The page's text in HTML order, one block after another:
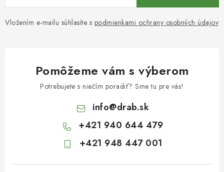
Vložením e-mailu súhlasíte s podmienkami ochrany osobných údajov
Pomôžeme vám s výberom
Potrebujete s niečím poradiť? Sme tu pre vás!
info@drab.sk
+421 940 644 479
+421 948 447 001